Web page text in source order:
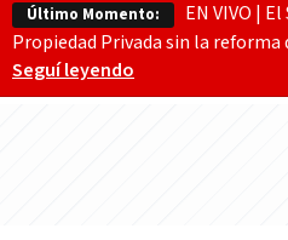
Último Momento:
EN VIVO |
Propiedad Privada sin la
Seguí leyendo